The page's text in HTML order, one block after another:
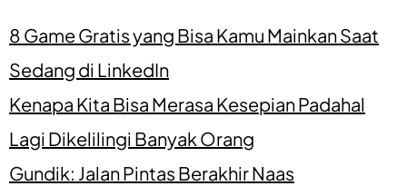
8 Game Gratis yang Bisa Kamu Mainkan Saat
Sedang di LinkedIn
Kenapa Kita Bisa Merasa Kesepian Padahal
Lagi Dikelilingi Banyak Orang
Gundik: Jalan Pintas Berakhir Naas